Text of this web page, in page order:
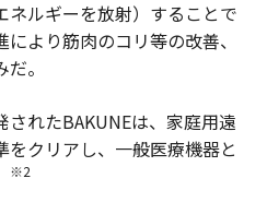
ネルギーを放射）することで
より筋肉のコリ等の改善、
。
れたBAKUNEは、家庭用遠
クリアし、一般医療機器と
※2